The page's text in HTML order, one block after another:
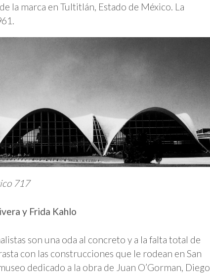
la marca en Tultitlán, Estado de México. La
717
y Frida Kahlo
son una oda al concreto y a la falta total de
con las construcciones que le rodean en San
dedicado a la obra de Juan O’Gorman, Diego